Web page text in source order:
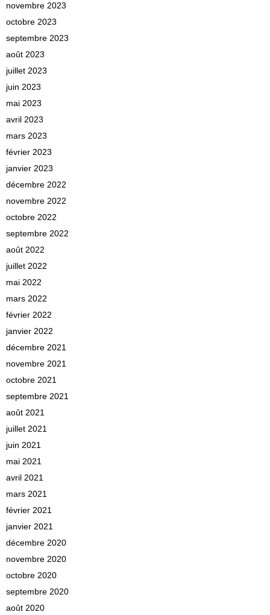
novembre 2023
octobre 2023
septembre 2023
août 2023
juillet 2023
juin 2023
mai 2023
avril 2023
mars 2023
février 2023
janvier 2023
décembre 2022
novembre 2022
octobre 2022
septembre 2022
août 2022
juillet 2022
mai 2022
mars 2022
février 2022
janvier 2022
décembre 2021
novembre 2021
octobre 2021
septembre 2021
août 2021
juillet 2021
juin 2021
mai 2021
avril 2021
mars 2021
février 2021
janvier 2021
décembre 2020
novembre 2020
octobre 2020
septembre 2020
août 2020